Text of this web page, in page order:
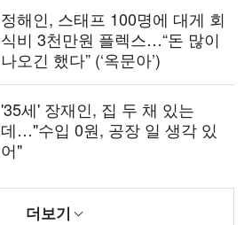
정해인, 스태프 100명에 대게 회
식비 3천만원 플렉스…“돈 많이
나오긴 했다” (‘옥문아’)
'35세' 장재인, 집 두 채 있는
데…"수입 0원, 공장 일 생각 있
어"
더보기